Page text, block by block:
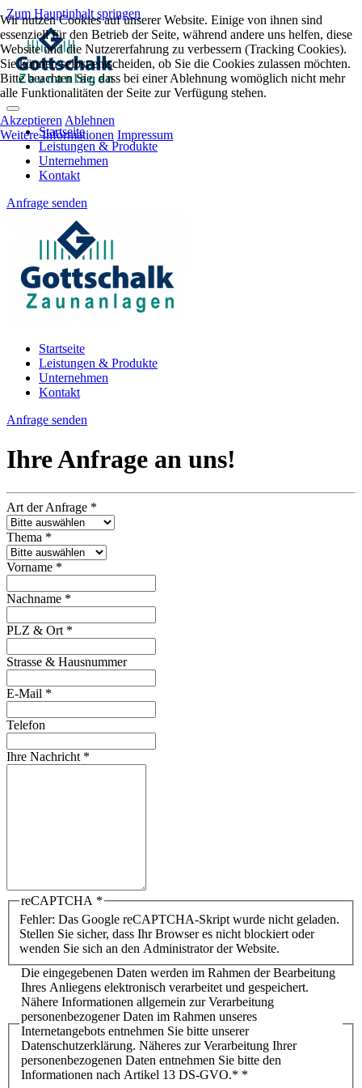
Zum Hauptinhalt springen
Startseite
Leistungen & Produkte
Unternehmen
Kontakt
Anfrage senden
Startseite
Leistungen & Produkte
Unternehmen
Kontakt
Anfrage senden
Ihre Anfrage an uns!
Art der Anfrage *
Thema *
Vorname *
Nachname *
PLZ & Ort *
Strasse & Hausnummer
E-Mail *
Telefon
Ihre Nachricht *
reCAPTCHA *
Fehler: Das Google reCAPTCHA-Skript wurde nicht geladen.
Stellen Sie sicher, dass Ihr Browser es nicht blockiert oder
wenden Sie sich an den Administrator der Website.
Die eingegebenen Daten werden im Rahmen der Bearbeitung
Ihres Anliegens elektronisch verarbeitet und gespeichert.
Nähere Informationen allgemein zur Verarbeitung
personenbezogener Daten im Rahmen unseres
Internetangebots entnehmen Sie bitte unserer
Datenschutzerklärung. Näheres zur Verarbeitung Ihrer
personenbezogenen Daten entnehmen Sie bitte den
Informationen nach Artikel 13 DS-GVO.* *
Wir nutzen Cookies auf unserer Website. Einige von ihnen sind
essenziell für den Betrieb der Seite, während andere uns helfen, diese
Website und die Nutzererfahrung zu verbessern (Tracking Cookies).
Sie können selbst entscheiden, ob Sie die Cookies zulassen möchten.
Bitte beachten Sie, dass bei einer Ablehnung womöglich nicht mehr
alle Funktionalitäten der Seite zur Verfügung stehen.
Akzeptieren Ablehnen
Weitere Informationen Impressum